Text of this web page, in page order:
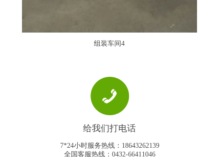
组装车间4
给我们打电话
7*24小时服务热线：18643262139
全国客服热线：0432-66411046